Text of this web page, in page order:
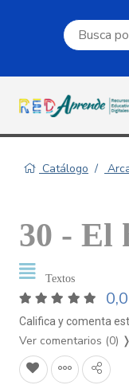
Campo de
Catálogo
30 - El
Textos
0,0
Califica y comenta
Ver comentarios (0) ❭